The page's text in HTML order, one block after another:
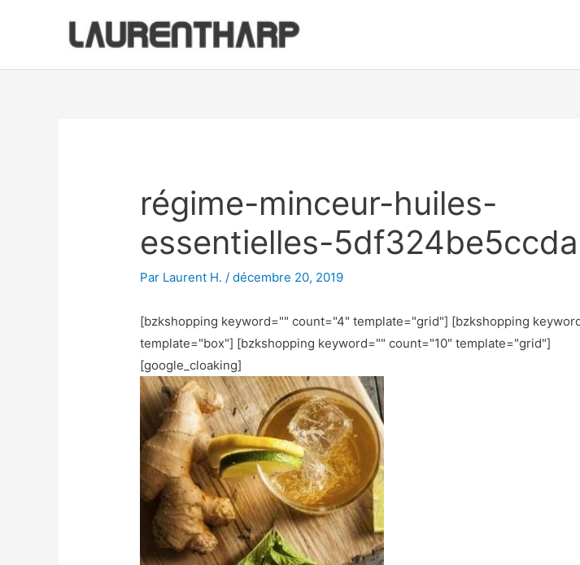
régime-minceur-huiles-
essentielles-5df324be5ccda
Par Laurent H./décembre 20, 2019
[bzkshopping keyword="" count="4" template="grid"] [bzkshopping
template="box"] [bzkshopping keyword="" count="10" template="grid"]
[google_cloaking]